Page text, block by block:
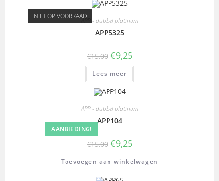
NIET OP VOORRAADAPP - dubbel platinum
APP5325
€15,00 €9,25
Lees meer
AANBIEDING!
APP - dubbel platinum
APP104
€15,00 €9,25
Toevoegen aan winkelwagen